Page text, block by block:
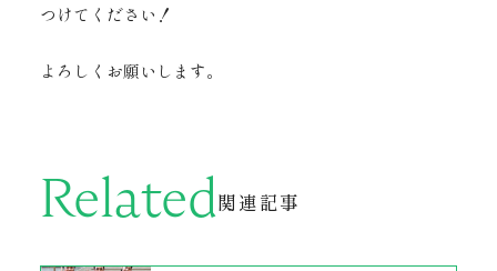
つけてください！
よろしくお願いします。
Related関連記事